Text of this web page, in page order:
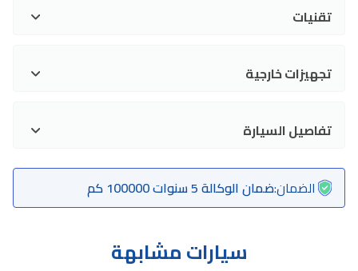
تقنيات
تجهيزات خارجية
تفاصيل السيارة
الضمان:ضمان الوكالة 5 سنوات 100000 كم
سيارات مشابهة